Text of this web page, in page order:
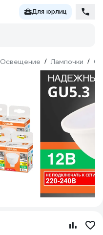
Для юрлиц
Освещение / Лампочки /